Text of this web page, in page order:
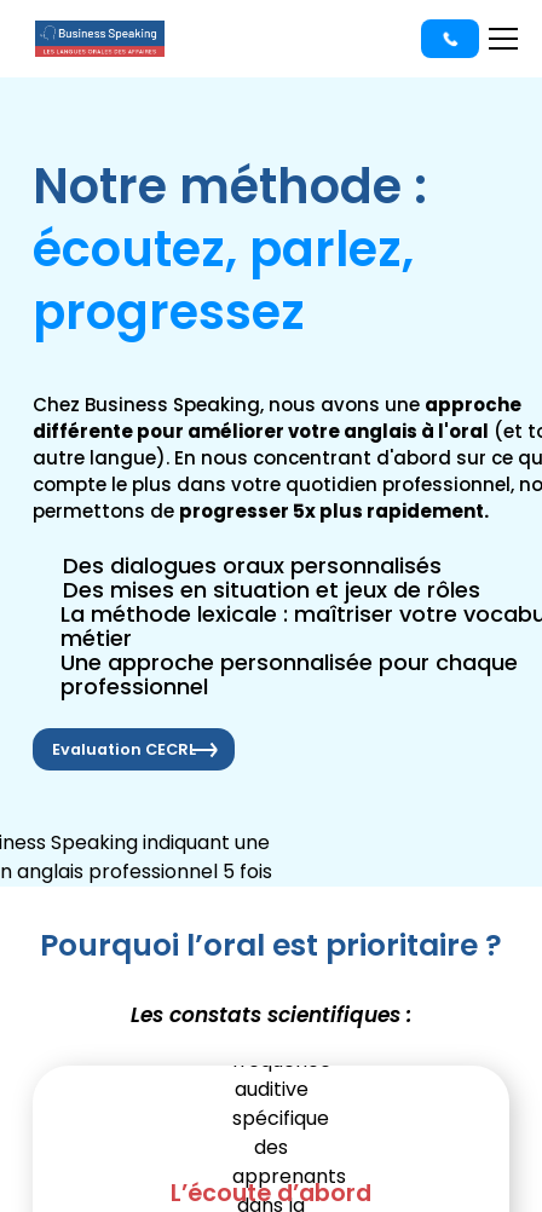
Notre méthode :
écoutez, parlez,
progressez
Chez Business Speaking, nous avons une approche
différente pour améliorer votre anglais à l'oral (et
autre langue). En nous concentrant d'abord sur ce
compte le plus dans votre quotidien professionnel,
permettons de progresser 5x plus rapidement.
Des dialogues oraux personnalisés
Des mises en situation et jeux de rôles
La méthode lexicale : maîtriser votre
métier
Une approche personnalisée pour chaque
professionnel
Evaluation CECRL
Pourquoi l’oral est prioritaire ?
Les constats scientifiques :
L’écoute d’abord